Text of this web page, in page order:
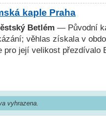
kaple Praha
Betlém — Původní
věhlas získala v
pro její velikost přezdívalo
vyhrazena.